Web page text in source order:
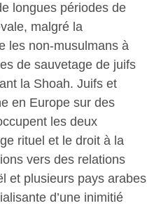
longues périodes de
malgré la
les non-musulmans à
de sauvetage de juifs
la Shoah. Juifs et
en Europe sur des
les deux
rituel et le droit à la
vers des relations
et plusieurs pays arabes
d’une inimitié